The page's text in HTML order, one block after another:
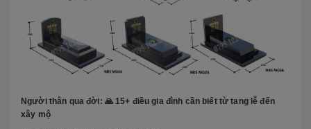
Người thân qua đời: 🙏 15+ điều gia đình cần biết từ tang lễ đến
xây mộ